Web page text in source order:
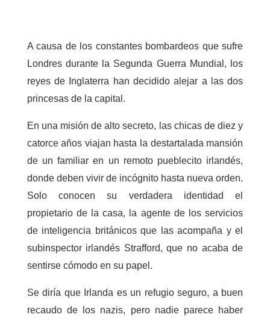
A causa de los constantes bombardeos que sufre
Londres durante la Segunda Guerra Mundial, los
reyes de Inglaterra han decidido alejar a las dos
princesas de la capital.
En una misión de alto secreto, las chicas de diez y
catorce años viajan hasta la destartalada mansión
de un familiar en un remoto pueblecito irlandés,
donde deben vivir de incógnito hasta nueva orden.
Solo conocen su verdadera identidad el
propietario de la casa, la agente de los servicios
de inteligencia británicos que las acompaña y el
subinspector irlandés Strafford, que no acaba de
sentirse cómodo en su papel.
Se diría que Irlanda es un refugio seguro, a buen
recaudo de los nazis, pero nadie parece haber